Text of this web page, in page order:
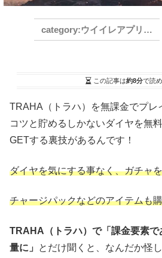
ウイイレアプリ2021
この記事は約8分で読
TRAHA（トラハ）を無課金でプレ
コツと貯めるしかないダイヤを無
GETする裏技があるんです！
ダイヤを気にする事なく、ガチャ
チャージパックなどのアイテムも
TRAHA（トラハ）で「課金要素で
量に」
とだけ聞くと、なんだか怪